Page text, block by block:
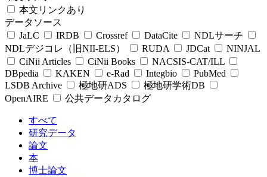
本文リンクあり
データソース
JaLC
IRDB Crossref DataCite
NDLサーチ
NDLデジコレ（旧NII-ELS）
RUDA JDCat
NINJAL
CiNii Articles
CiNii Books
NACSIS-CAT/ILL
DBpedia
KAKEN e-Rad Integbio
PubMed
LSDB Archive
極地研ADS
極地研学術DB
OpenAIRE
公共データカタログ
すべて
研究データ
論文
本
博士論文